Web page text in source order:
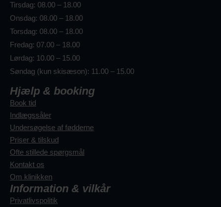
Tirsdag: 08.00 – 18.00
Onsdag: 08.00 – 18.00
Torsdag: 08.00 – 18.00
Fredag: 07.00 – 18.00
Lørdag: 10.00 – 15.00
Søndag (kun skisæson): 11.00 – 15.00
Hjælp & booking
Book tid
Indlægssåler
Undersøgelse af fødderne
Priser & tilskud
Ofte stillede spørgsmål
Kontakt os
Om klinikken
Information & vilkår
Privatlivspolitik